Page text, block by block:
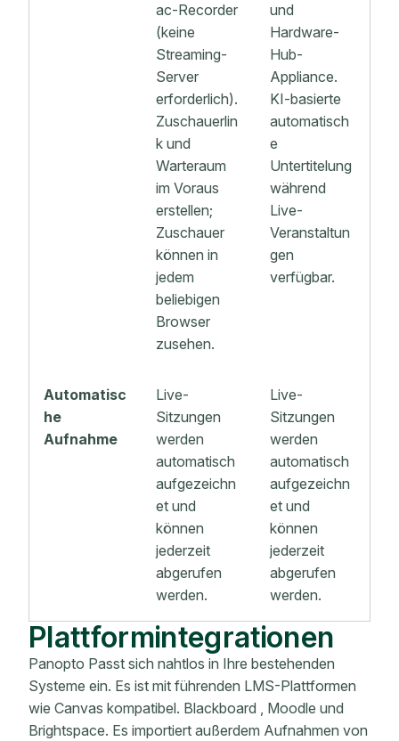
ac-Recorder
(keine
Streaming-
Server
erforderlich).
Zuschauerlin
k und
Warteraum
im Voraus
erstellen;
Zuschauer
können in
jedem
beliebigen
Browser
zusehen.
und
Hardware-
Hub-
Appliance.
KI-basierte
automatisch
e
Untertitelung
während
Live-
Veranstaltun
gen
verfügbar.
Automatisc
he
Aufnahme
Live-
Sitzungen
werden
automatisch
aufgezeichn
et und
können
jederzeit
abgerufen
werden.
Live-
Sitzungen
werden
automatisch
aufgezeichn
et und
können
jederzeit
abgerufen
werden.
Plattformintegrationen
Panopto Passt sich nahtlos in Ihre bestehenden
Systeme ein. Es ist mit führenden LMS-Plattformen
wie Canvas kompatibel. Blackboard , Moodle und
Brightspace. Es importiert außerdem Aufnahmen von